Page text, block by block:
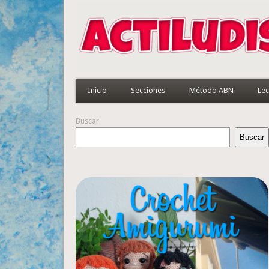
Inicio Secciones Método ABN
Buscar
Buscar